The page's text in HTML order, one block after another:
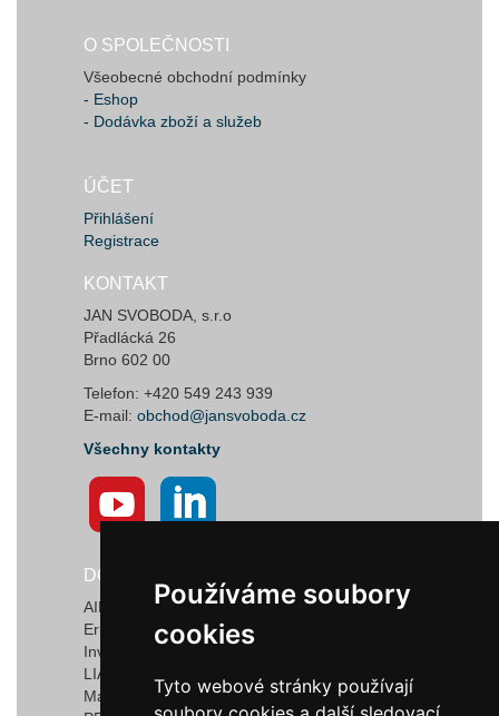
Používáme soubory
cookies
Tyto webové stránky používají
Používáme soubory
cookies
Tyto webové stránky používají
O SPOLEČNOSTI
Všeobecné obchodní podmínky
- Eshop
- Dodávka zboží a služeb
ÚČET
Přihlášení
Registrace
KONTAKT
JAN SVOBODA, s.r.o
Přadlácká 26
Brno 602 00
Telefon: +420 549 243 939
E-mail: obchod@jansvoboda.cz
Všechny kontakty
DODAVATELÉ
AIRTECT Plastic Leak Alarm Systems
Ermanno Balzi S.r.l.
Invotec Solutions Limited
LIAD Weighing and Control Systems Ltd.
Marquardt GmbH & Co. KG